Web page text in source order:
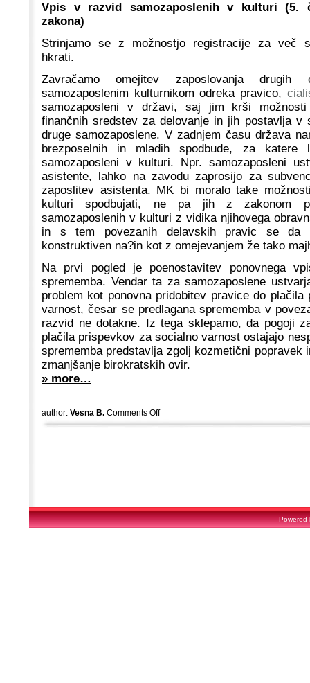
Vpis v razvid samozaposlenih v kulturi (5.
zakona)
Strinjamo se z možnostjo registracije za več
hkrati.
Zavračamo omejitev zaposlovanja
samozaposlenim kulturnikom odreka pravico,
samozaposleni v državi, saj jim krši možnosti
finančnih sredstev za delovanje in jih postavlja v
druge samozaposlene. V zadnjem času država
brezposelnih in mladih spodbude, za katere
samozaposleni v kulturi. Npr. samozaposleni
asistente, lahko na zavodu zaprosijo za
zaposlitev asistenta. MK bi moralo take
kulturi spodbujati, ne pa jih z zakonom
samozaposlenih v kulturi z vidika njihovega
in s tem povezanih delavskih pravic se da
konstruktiven na?in kot z omejevanjem že tako
Na prvi pogled je poenostavitev ponovnega
sprememba. Vendar ta za samozaposlene
problem kot ponovna pridobitev pravice do
varnost, česar se predlagana sprememba v
razvid ne dotakne. Iz tega sklepamo, da pogoji
plačila prispevkov za socialno varnost ostajajo
sprememba predstavlja zgolj kozmetični popravek
zmanjšanje birokratskih ovir.
» more…
author: Vesna B. Comments Off
Powered